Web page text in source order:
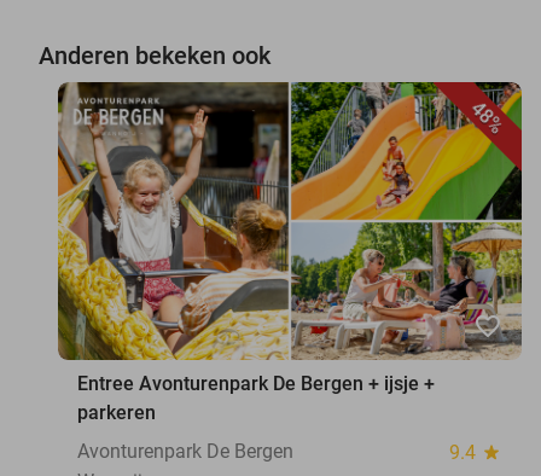
Anderen bekeken ook
48%
favorite_border
Entree Avonturenpark De Bergen + ijsje +
parkeren
Avonturenpark De Bergen
9.4 star